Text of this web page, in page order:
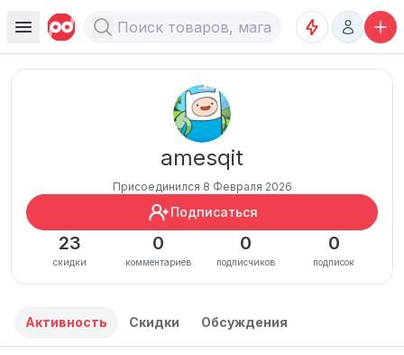
amesqit
Присоединился 8 Февраля 2026
Подписаться
23
скидки
0
комментариев
0
подписчиков
0
подписок
Активность Скидки Обсуждения